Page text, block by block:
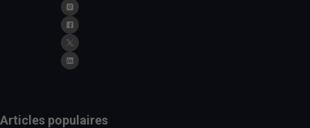
Articles populaires